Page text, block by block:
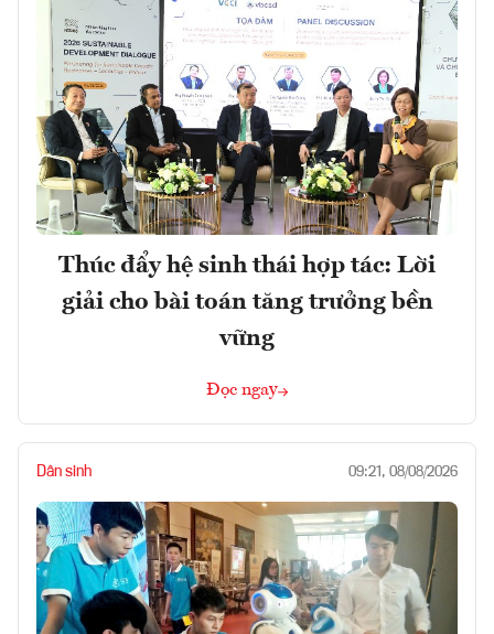
Thúc đẩy hệ sinh thái hợp tác: Lời
giải cho bài toán tăng trưởng bền
vững
Đọc ngay
Dân sinh 09:21, 08/08/2026